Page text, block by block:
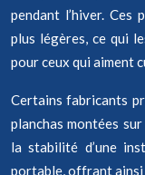
pendant l’hiver. Ces
plus légères, ce qui
pour ceux qui aiment
Certains fabricants
planchas montées
la stabilité d’une
portable, offrant ainsi